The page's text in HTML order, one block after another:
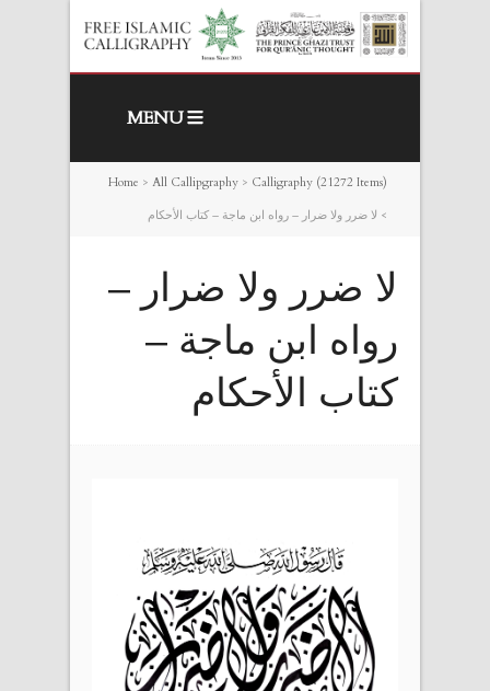
MENU
Home > All Callipgraphy > Calligraphy (21272 Items)
> لا ضرر ولا ضرار – رواه ابن ماجة – كتاب الأحكام
لا ضرر ولا ضرار –
رواه ابن ماجة –
كتاب الأحكام